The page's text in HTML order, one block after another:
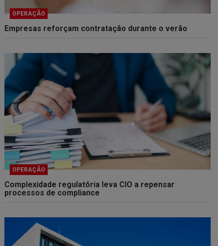
OPERAÇÃO
Empresas reforçam contratação durante o verão
OPERAÇÃO
Complexidade regulatória leva CIO a repensar
processos de compliance